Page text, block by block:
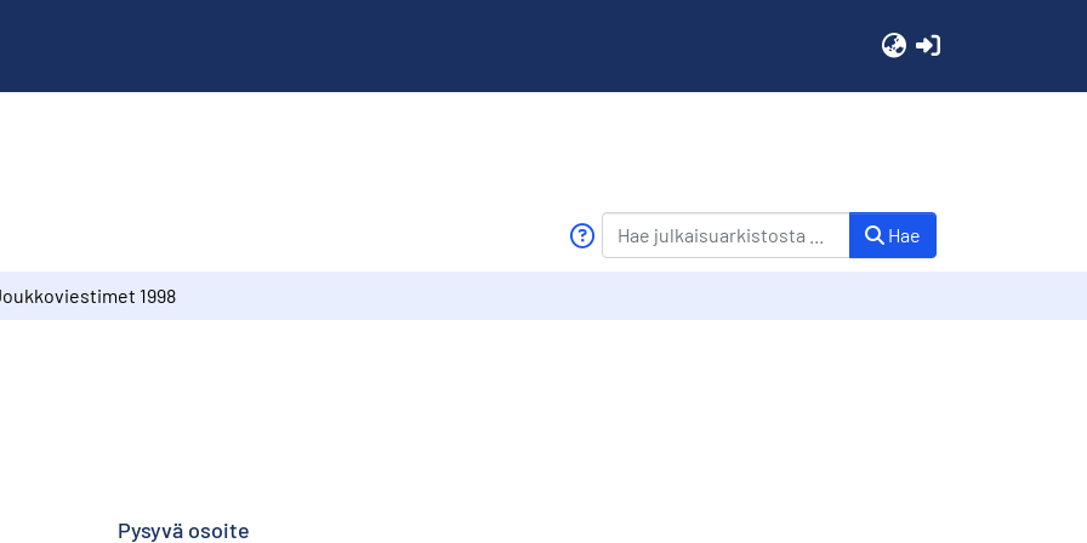
Hae
1998
Pysyvä osoite